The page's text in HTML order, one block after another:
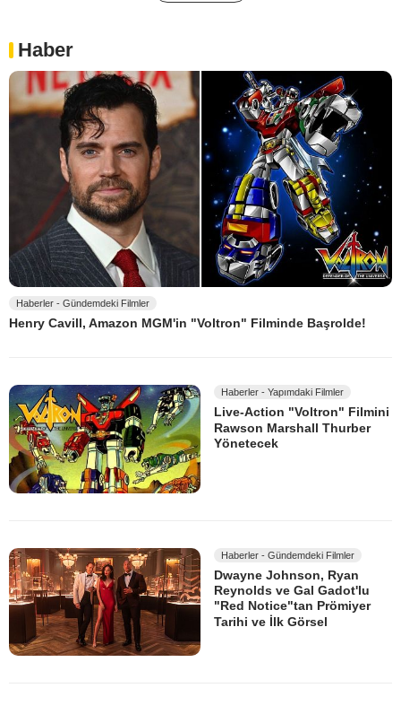
Haber
Haberler - Gündemdeki Filmler
Henry Cavill, Amazon MGM'in "Voltron" Filminde Başrolde!
Haberler - Yapımdaki Filmler
Live-Action "Voltron" Filmini
Rawson Marshall Thurber
Yönetecek
Haberler - Gündemdeki Filmler
Dwayne Johnson, Ryan
Reynolds ve Gal Gadot'lu
"Red Notice"tan Prömiyer
Tarihi ve İlk Görsel